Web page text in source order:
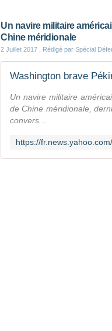
Un navire militaire
Chine méridionale
2 Juillet 2017 , Rédigé par Spécial
Washington brave
Un navire militaire
de Chine méridionale,
convers...